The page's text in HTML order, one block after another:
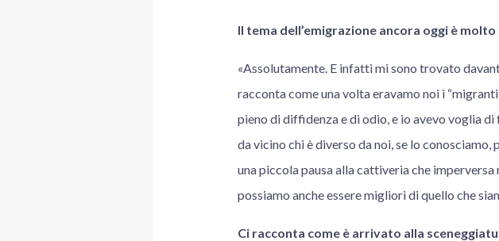
Il tema dell’emigrazione ancora oggi è
«Assolutamente. E infatti mi sono trovato
racconta come una volta eravamo noi i
pieno di diffidenza e di odio, e io avevo voglia
da vicino chi è diverso da noi, se lo
una piccola pausa alla cattiveria che
possiamo anche essere migliori di quello che
Ci racconta come è arrivato alla